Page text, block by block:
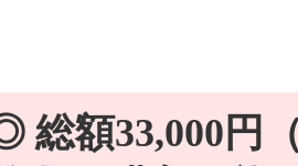
額33,000円（